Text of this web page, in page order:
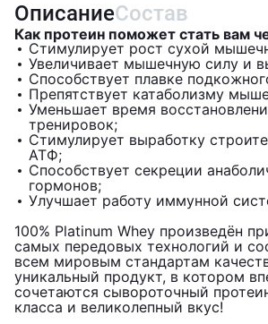
ОписаниеСостав
Как протеин поможет стать вам
Стимулирует рост сухой
Увеличивает мышечную силу и
Способствует плавке
Препятствует катаболизму
Уменьшает время
тренировок;
Стимулирует выработку
АТФ;
Способствует секреции
гормонов;
Улучшает работу иммунной
100% Platinum Whey произведён
самых передовых технологий и
всем мировым стандартам
уникальный продукт, в котором
сочетаются сывороточный
класса и великолепный вкус!